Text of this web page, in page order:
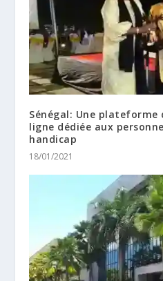
Sénégal: Une plateforme
ligne dédiée aux
handicap
18/01/2021